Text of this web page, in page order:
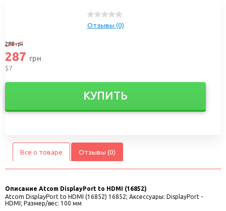
Отзывы (0)
288грн
287 грн
$7
КУПИТЬ
Все о товаре Отзывы (0)
Описание Atcom DisplayPort to HDMI (16852)
Atcom DisplayPort to HDMI (16852) 16852; Аксессуары: DisplayPort -
HDMI; Размер/вес: 100 мм